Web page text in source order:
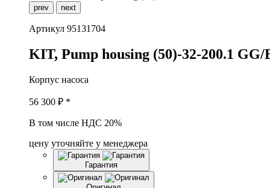
prev next
Артикул 95131704
KIT, Pump housing (50)-32-200.1 GG/
Корпус насоса
56 300 ₽ *
В том числе НДС 20%
цену уточняйте у менеджера
Гарантия